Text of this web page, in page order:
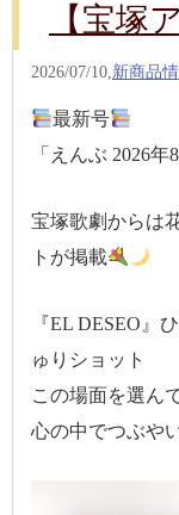
【宝塚
2026/07/10,新商品
最新号
「えんぶ 2026
宝塚歌劇からは
トが掲載
『EL DESEO』
ゅりショット
この場面を選ん
心の中でつぶや